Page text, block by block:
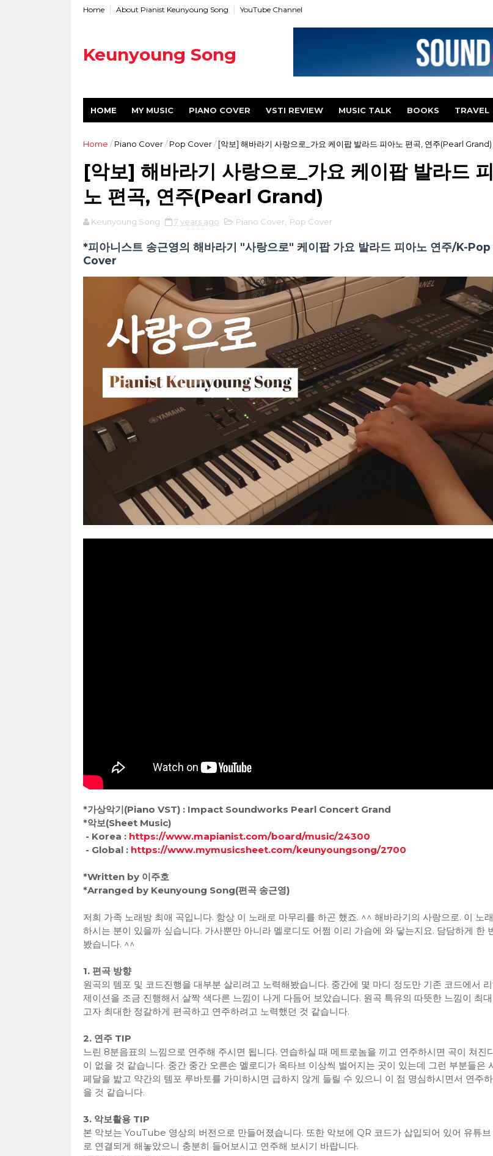
Home About Pianist Keunyoung Song YouTube Channel
Keunyoung Song
HOME MY MUSIC PIANO COVER VSTI REVIEW MUSIC TALK BOOKS TRAVEL
Home / Piano Cover / Pop Cover / [악보] 해바라기 사랑으로_가요 케이팝 발라드 피아노 편곡, 연주(Pearl Grand)
[악보] 해바라기 사랑으로_가요 케이팝 발라드
노 편곡, 연주(Pearl Grand)
Keunyoung Song 7 years ago Piano Cover Pop Cover
*피아니스트 송근영의 해바라기 "사랑으로" 케이팝 가요 발라드 피아노 연주/K-
Cover
*가상악기(Piano VST) : Impact Soundworks Pearl Concert Grand
*악보(Sheet Music)
- Korea : https://www.mapianist.com/board/music/24300
- Global : https://www.mymusicsheet.com/keunyoungsong/2700
*Written by 이주호
*Arranged by Keunyoung Song(편곡 송근영)
저희 가족 노래방 최애 곡입니다. 항상 이 노래로 마무리를 하곤 했죠. ^^ 해바라기의 사랑으로. 이 노
하시는 분이 있을까 싶습니다. 가사뿐만 아니라 멜로디도 어쩜 이리 가슴에 와 닿는지요. 담담하게 한
봤습니다. ^^
1. 편곡 방향
원곡의 템포 및 코드진행을 대부분 살리려고 노력해봤습니다. 중간에 몇 마디 정도만 기존 코드에서
제이션을 조금 진행해서 살짝 색다른 느낌이 나게 다듬어 보았습니다. 원곡 특유의 따뜻한 느낌이 최
고자 최대한 정갈하게 편곡하고 연주하려고 노력했던 것 같습니다.
2. 연주 TIP
느린 8분음표의 느낌으로 연주해 주시면 됩니다. 연습하실 때 메트로놈을 끼고 연주하시면 곡이 쳐진
이 없을 것 같습니다. 중간 중간 오른손 멜로디가 옥타브 이상씩 벌어지는 곳이 있는데 그런 부분들은
페달을 밟고 약간의 템포 루바토를 가미하시면 급하지 않게 들릴 수 있으니 이 점 명심하시면서 연주
을 것 같습니다.
3. 악보활용 TIP
본 악보는 YouTube 영상의 버전으로 만들어졌습니다. 또한 악보에 QR 코드가 삽입되어 있어 유튜브
로 연결되게 해놓았으니 충분히 들어보시고 연주해 보시기 바랍니다.